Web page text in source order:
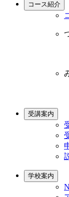
コース紹介
受講案内
学校案内